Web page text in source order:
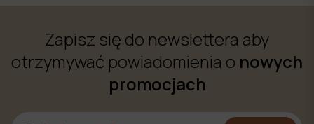
Zapisz się do newslettera aby
otrzymywać powiadomienia o nowych
promocjach